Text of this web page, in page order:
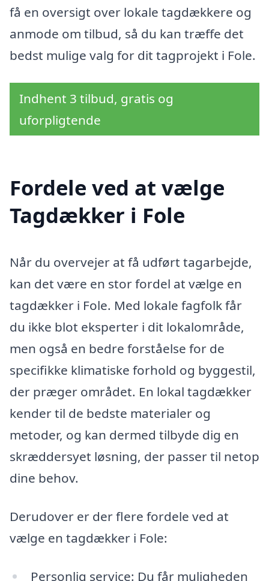
få en oversigt over lokale tagdækkere og
anmode om tilbud, så du kan træffe det
bedst mulige valg for dit tagprojekt i Fole.
Indhent 3 tilbud, gratis og
uforpligtende
Fordele ved at vælge
Tagdækker i Fole
Når du overvejer at få udført tagarbejde,
kan det være en stor fordel at vælge en
tagdækker i Fole. Med lokale fagfolk får
du ikke blot eksperter i dit lokalområde,
men også en bedre forståelse for de
specifikke klimatiske forhold og byggestil,
der præger området. En lokal tagdækker
kender til de bedste materialer og
metoder, og kan dermed tilbyde dig en
skræddersyet løsning, der passer til netop
dine behov.
Derudover er der flere fordele ved at
vælge en tagdækker i Fole:
Personlig service: Du får muligheden